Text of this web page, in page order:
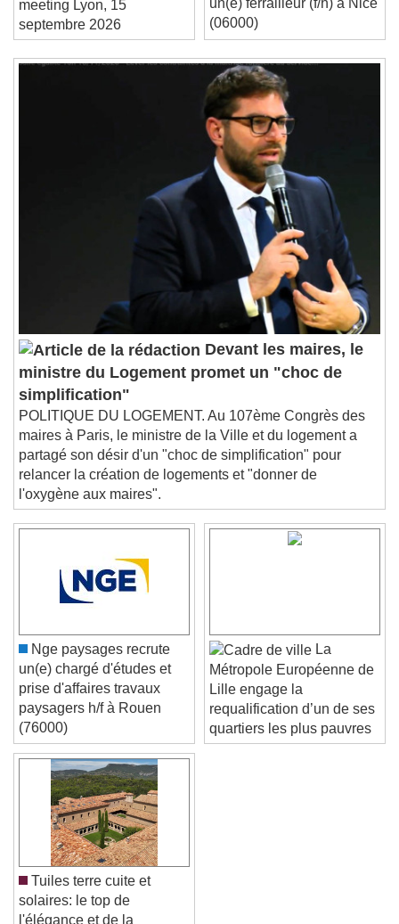
Duration-:-
Loaded:0%
Seek to live, currently behind liveLIVE
Chapters
descriptions off
, selected
subtitles settings
, opens subtitles
settings dialog
subtitles off
, selected
Audio Track
Picture-in-Picture
Fullscreen
This is a modal window.
Beginning of dialog window. Escape will cancel
and close the window.
Text
Color Opacity
Text Background
Color
Caption Area Background
Font Size
Font Family
Reset
Done
Close Modal Dialog
End of dialog window.
septembre 2026
(06000)
Devant les maires, le
ministre du Logement promet un "choc de
simplification"
POLITIQUE DU LOGEMENT. Au 107ème Congrès des
maires à Paris, le ministre de la Ville et du logement a
partagé son désir d'un "choc de simplification" pour
relancer la création de logements et "donner de
l'oxygène aux maires".
Nge paysages recrute
un(e) chargé d'études et
prise d'affaires travaux
paysagers h/f à Rouen
(76000)
La
Métropole Européenne de
Lille engage la
requalification d’un de ses
quartiers les plus pauvres
Tuiles terre cuite et
solaires: le top de
l'élégance et de la